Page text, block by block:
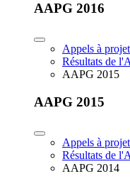
AAPG 2016
Appels à
Résultats de
AAPG 2015
AAPG 2015
Appels à
Résultats de
AAPG 2014